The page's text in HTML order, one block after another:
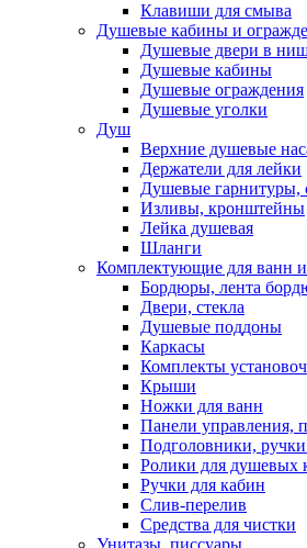
Клавиши для смыва
Душевые кабины и
Душевые двери в
Душевые кабины
Душевые ограждения
Душевые уголки
Душ
Верхние душевые
Держатели для лейки
Душевые гарнитуры,
Изливы, кронштейны
Лейка душевая
Шланги
Комплектующие для ванн
Бордюры, лента
Двери, стекла
Душевые поддоны
Каркасы
Комплекты
Крыши
Ножки для ванн
Панели управления,
Подголовники,
Ролики для душевых
Ручки для кабин
Слив-перелив
Средства для чистки
Унитазы, писсуары